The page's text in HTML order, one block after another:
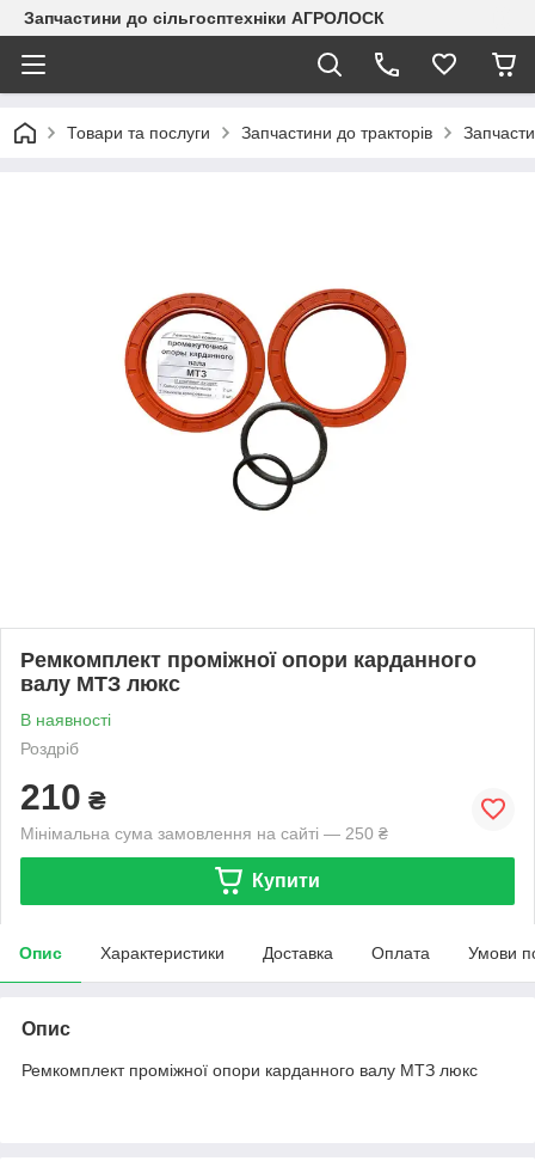
Запчастини до сільгосптехніки АГРОЛОСК
Товари та послуги Запчастини до тракторів
Ремкомплект проміжної опори карданного
валу МТЗ люкс
В наявності
Роздріб
210 ₴
Мінімальна сума замовлення на сайті — 250 ₴
Купити
Опис Характеристики Доставка Оплата Умови
Опис
Ремкомплект проміжної опори карданного валу МТЗ люкс